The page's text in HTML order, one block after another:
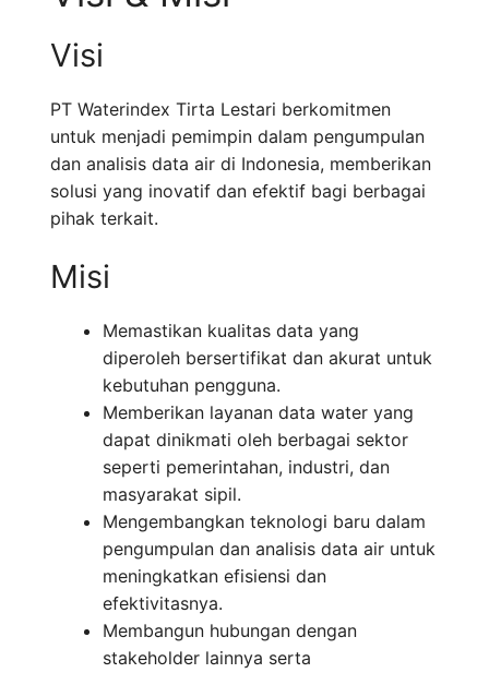
Visi
PT Waterindex Tirta Lestari berkomitmen
untuk menjadi pemimpin dalam pengumpulan
dan analisis data air di Indonesia, memberikan
solusi yang inovatif dan efektif bagi berbagai
pihak terkait.
Misi
Memastikan kualitas data yang
diperoleh bersertifikat dan akurat untuk
kebutuhan pengguna.
Memberikan layanan data water yang
dapat dinikmati oleh berbagai sektor
seperti pemerintahan, industri, dan
masyarakat sipil.
Mengembangkan teknologi baru dalam
pengumpulan dan analisis data air untuk
meningkatkan efisiensi dan
efektivitasnya.
Membangun hubungan dengan
stakeholder lainnya serta